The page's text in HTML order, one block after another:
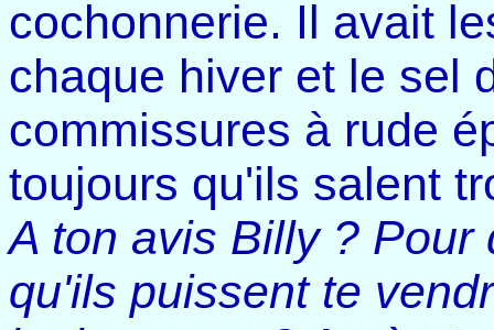
cochonnerie. Il avait
chaque hiver et le sel
commissures à rude
toujours qu'ils salent
A ton avis Billy ?
qu'ils puissent te